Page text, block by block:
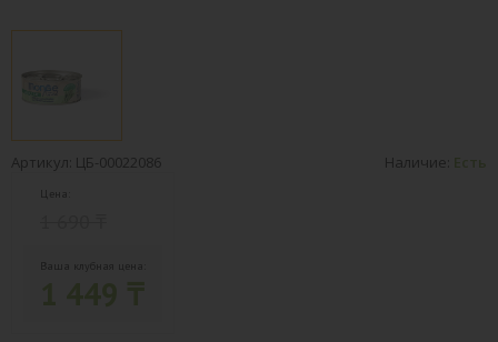
Артикул: ЦБ-00022086 Наличие: Есть
Цена:
Ваша клубная цена: